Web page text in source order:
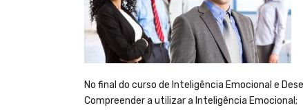
No final do curso de Inteligência Emocional e
Compreender a utilizar a Inteligência Emocional;